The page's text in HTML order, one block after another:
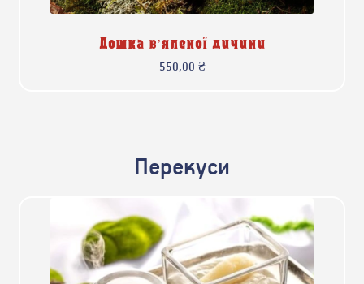
Дошка в’яленої дичини
550,00 ₴
Перекуси